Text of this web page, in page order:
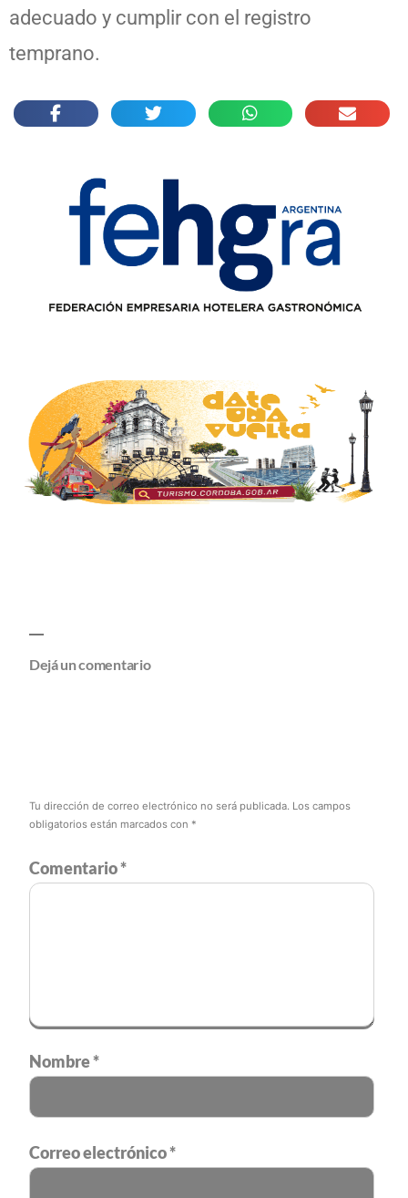
adecuado y cumplir con el registro
temprano.
Dejá un comentario
Tu dirección de correo electrónico no será publicada. Los campos
obligatorios están marcados con *
Comentario*
Nombre*
Correo electrónico*